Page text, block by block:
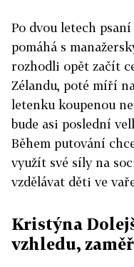
Po dvou letech
pomáhá s
rozhodli opět začít
Zélandu, poté míří
letenku koupenou
bude asi poslední
Během putování
využít své síly na
vzdělávat děti ve
Kristýna
vzhledu,